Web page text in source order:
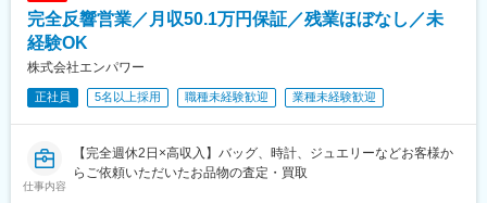
完全反響営業／月収50.1万円保証／残業ほぼなし／未
経験OK
株式会社エンパワー
正社員 5名以上採用 職種未経験歓迎 業種未経験歓迎
仕事内容
【完全週休2日×高収入】バッグ、時計、ジュエリーなどお客様か
らご依頼いただいたお品物の査定・買取